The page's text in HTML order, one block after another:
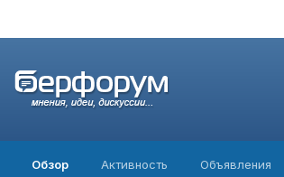
Обзор Активность Объявления